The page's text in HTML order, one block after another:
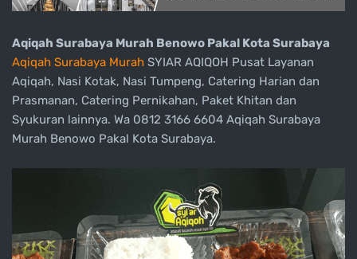
Aqiqah Surabaya Murah Benowo Pakal Kota Surabaya
Aqiqah Surabaya Murah SYIAR AQIQOH Pusat Layanan
Aqiqah, Nasi Kotak, Nasi Tumpeng, Catering Harian dan
Prasmanan, Catering Pernikahan, Paket Khitan dan
Syukuran lainnya. Wa 0812 3166 6604 Aqiqah Surabaya
Murah Benowo Pakal Kota Surabaya.